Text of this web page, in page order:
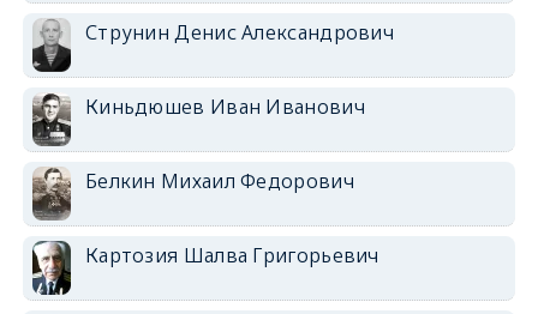
Струнин Денис Александрович
Киньдюшев Иван Иванович
Белкин Михаил Федорович
Картозия Шалва Григорьевич